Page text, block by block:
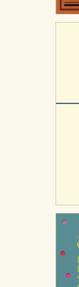
Estas
web funcione
nuestro
navegador,
Cookies de
vez que nos
Cookies de
Estas cookies
publicitarios
relevante
almacenan
que se
navegador y